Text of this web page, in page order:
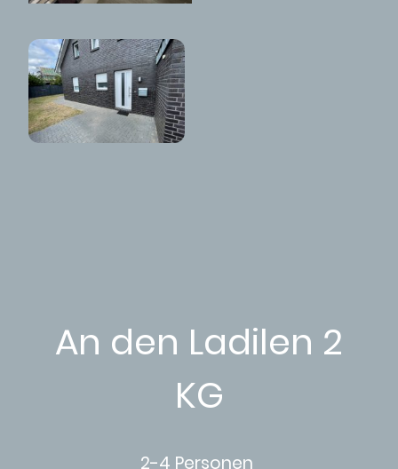
An den Ladilen 2
KG
2-4 Personen